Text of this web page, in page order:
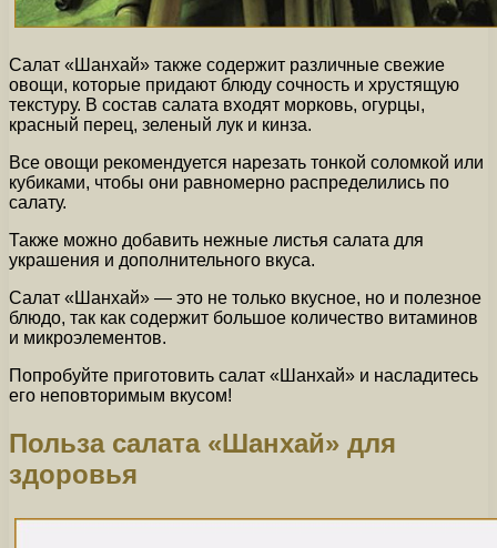
Салат «Шанхай» также содержит различные свежие
овощи, которые придают блюду сочность и хрустящую
текстуру. В состав салата входят морковь, огурцы,
красный перец, зеленый лук и кинза.
Все овощи рекомендуется нарезать тонкой соломкой или
кубиками, чтобы они равномерно распределились по
салату.
Также можно добавить нежные листья салата для
украшения и дополнительного вкуса.
Салат «Шанхай» — это не только вкусное, но и полезное
блюдо, так как содержит большое количество витаминов
и микроэлементов.
Попробуйте приготовить салат «Шанхай» и насладитесь
его неповторимым вкусом!
Польза салата «Шанхай» для
здоровья